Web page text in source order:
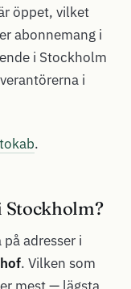
öppet, vilket
abonnemang i
i Stockholm
i
.
Stockholm?
adresser i
. Vilken som